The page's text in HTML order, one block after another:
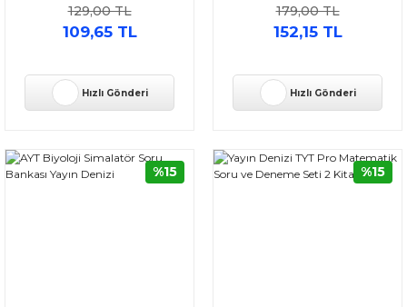
129,00 TL
109,65 TL
Hızlı Gönderi
179,00 TL
152,15 TL
Hızlı Gönderi
%15 %15